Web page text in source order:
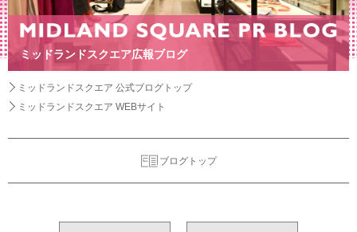
ミッドランドスクエア広報ブログ
ミッドランドスクエア 公式ブログトップ
ミッドランドスクエア WEBサイト
ブログトップ